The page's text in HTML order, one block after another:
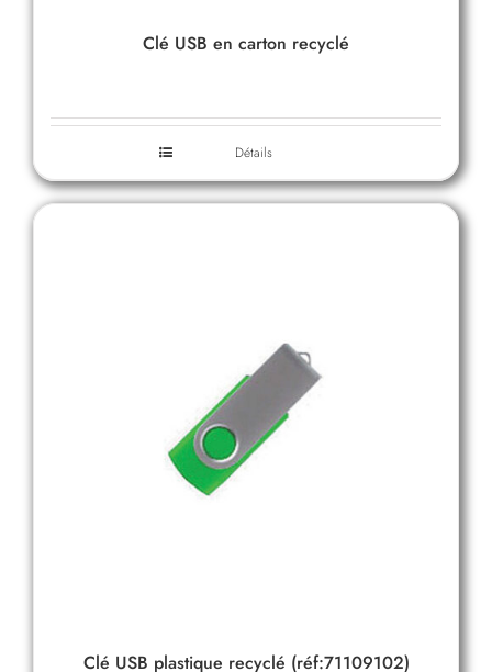
Clé USB en carton recyclé
Détails
Clé USB plastique recyclé (réf:71109102)